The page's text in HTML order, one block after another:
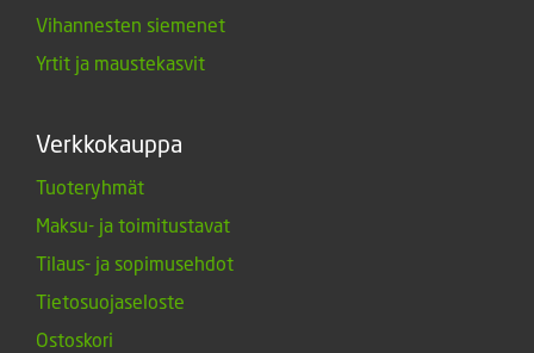
Vihannesten siemenet
Yrtit ja maustekasvit
Verkkokauppa
Tuoteryhmät
Maksu- ja toimitustavat
Tilaus- ja sopimusehdot
Tietosuojaseloste
Ostoskori